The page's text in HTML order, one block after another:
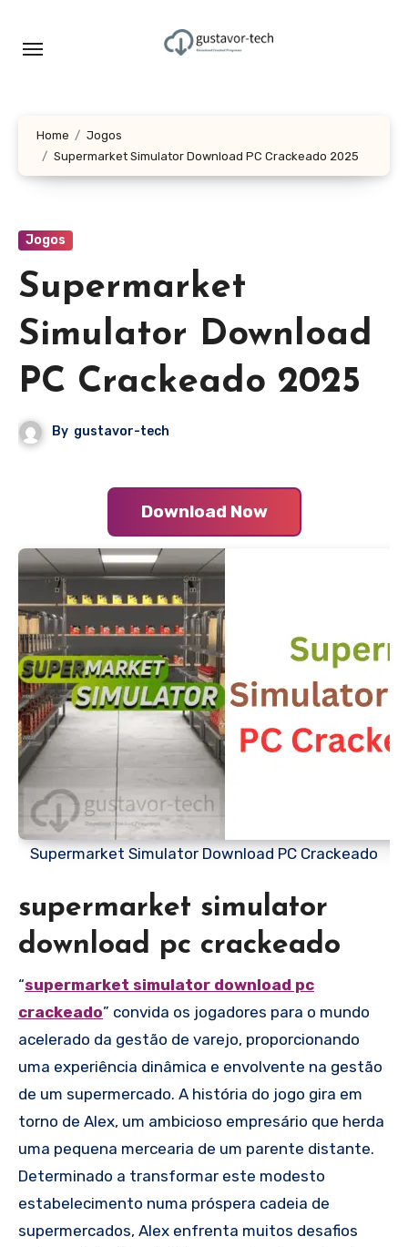
Home
Jogos
Supermarket Simulator Download PC Crackeado 2025
Jogos
Supermarket
Simulator Download
PC Crackeado 2025
By gustavor-tech
Download Now
Supermarket Simulator Download PC Crackeado
supermarket simulator
download pc crackeado
“supermarket simulator download pc
crackeado” convida os jogadores para o mundo
acelerado da gestão de varejo, proporcionando
uma experiência dinâmica e envolvente na gestão
de um supermercado. A história do jogo gira em
torno de Alex, um ambicioso empresário que herda
uma pequena mercearia de um parente distante.
Determinado a transformar este modesto
estabelecimento numa próspera cadeia de
supermercados, Alex enfrenta muitos desafios